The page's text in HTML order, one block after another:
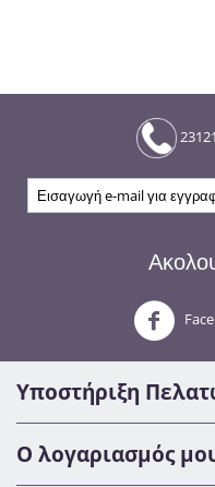
Υποστήριξη
Ο λογαριασμός